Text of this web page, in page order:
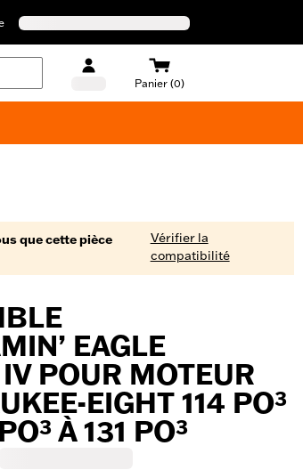
Panier (0)
que cette pièce
Vérifier la
compatibilité
EAGLE
POUR MOTEUR
EIGHT 114 PO³
À 131 PO³